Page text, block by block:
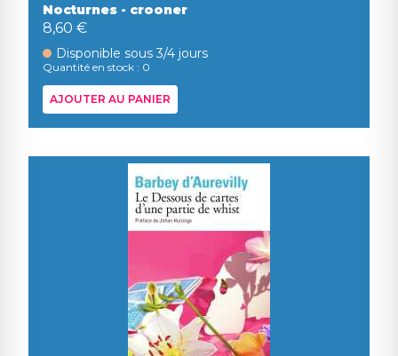
Nocturnes - crooner
8,60 €
Disponible sous 3/4 jours
Quantité en stock : 0
AJOUTER AU PANIER